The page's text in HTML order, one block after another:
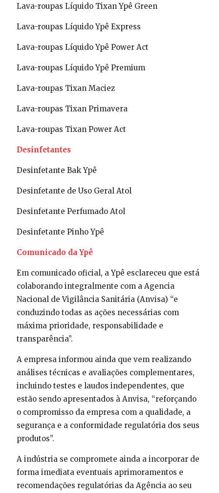
Lava-roupas Líquido Tixan Ypê Green
Lava-roupas Líquido Ypê Express
Lava-roupas Líquido Ypê Power Act
Lava-roupas Líquido Ypê Premium
Lava-roupas Tixan Maciez
Lava-roupas Tixan Primavera
Lava-roupas Tixan Power Act
Desinfetantes
Desinfetante Bak Ypê
Desinfetante de Uso Geral Atol
Desinfetante Perfumado Atol
Desinfetante Pinho Ypê
Comunicado da Ypê
Em comunicado oficial, a Ypê esclareceu que está
colaborando integralmente com a Agencia
Nacional de Vigilância Sanitária (Anvisa) “e
conduzindo todas as ações necessárias com
máxima prioridade, responsabilidade e
transparência”.
A empresa informou ainda que vem realizando
análises técnicas e avaliações complementares,
incluindo testes e laudos independentes, que
estão sendo apresentados à Anvisa, “reforçando
o compromisso da empresa com a qualidade, a
segurança e a conformidade regulatória dos seus
produtos”.
A indústria se compromete ainda a incorporar de
forma imediata eventuais aprimoramentos e
recomendações regulatórias da Agência ao seu